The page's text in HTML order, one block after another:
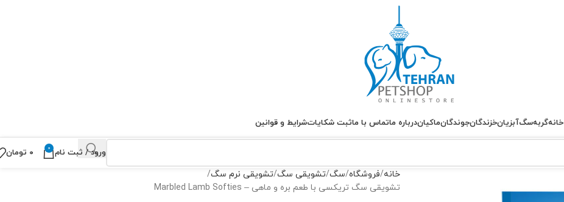
خانهگربهسگآبزیانخزندگانجوندگانماکیاندرباره ماتماس با ماثبت شکایاتشرایط و قوانین
ورود / ثبت نام 0 ۰ تومان
خانه فروشگاه سگ تشویقی سگ تشویقی نرم سگ
تشویقی سگ تریکسی با طعم بره و ماهی – Marbled Lamb Softies